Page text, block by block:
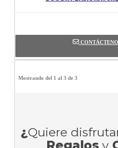
Mostrando del 1 al 3 de 3
¿Quiere
Regalos y